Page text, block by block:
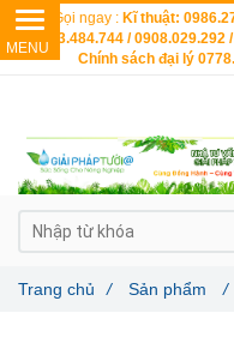
Trang chủ / Sản phẩm /
Gọi ngay : Kĩ thuật:
0903.484.744 / 0908.029.292
Chính sách đại lý